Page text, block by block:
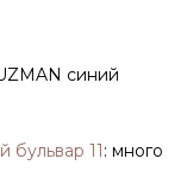
синий
бульвар 11: много